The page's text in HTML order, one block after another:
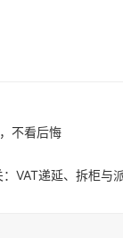
不看后悔
VAT递延、拆柜与